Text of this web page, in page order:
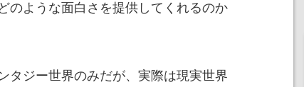
のような面白さを提供してくれるのか
タジー世界のみだが、実際は現実世界